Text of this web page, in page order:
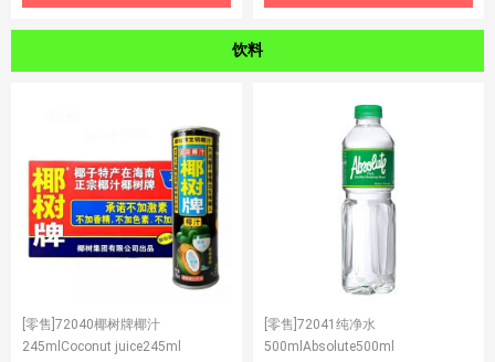
饮料
[零售] 72040椰树牌椰汁
245mlCoconut juice245ml
[零售] 72041纯净水
500mlAbsolute500ml